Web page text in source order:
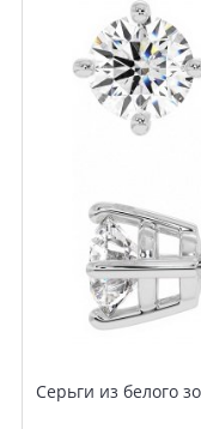
Серьги из белого